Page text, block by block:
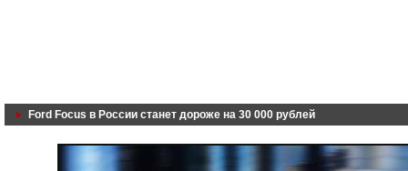
Ford Focus в России станет дороже на 30 000 рублей